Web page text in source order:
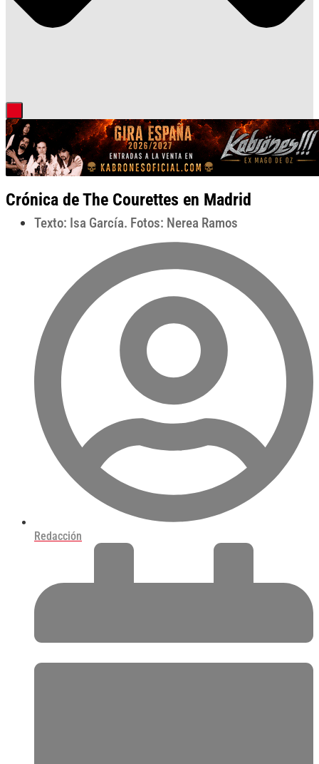
Crónica de The Courettes en Madrid
Texto: Isa García. Fotos: Nerea Ramos
Redacción